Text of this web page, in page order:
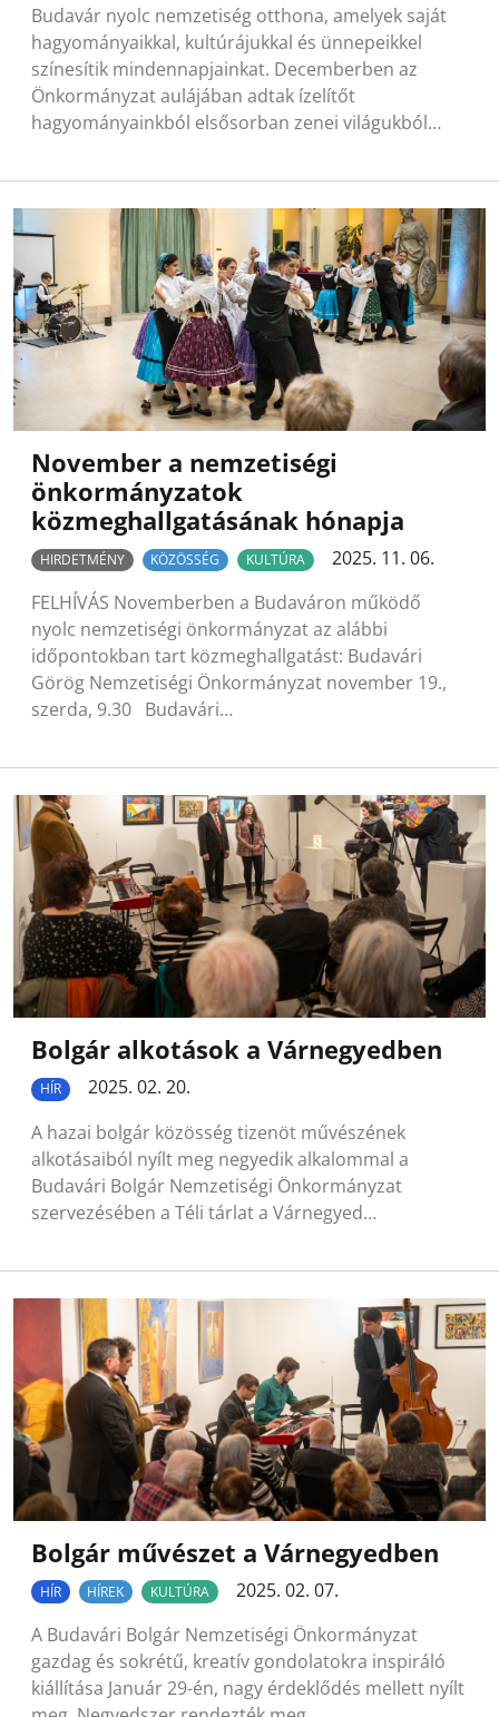
Budavár nyolc nemzetiség otthona, amelyek saját
hagyományaikkal, kultúrájukkal és ünnepeikkel
színesítik mindennapjainkat. Decemberben az
Önkormányzat aulájában adtak ízelítőt
hagyományainkból elsősorban zenei világukból…
November a nemzetiségi
önkormányzatok
közmeghallgatásának hónapja
HIRDETMÉNY KÖZÖSSÉG KULTÚRA
2025. 11. 06.
FELHÍVÁS Novemberben a Budaváron működő
nyolc nemzetiségi önkormányzat az alábbi
időpontokban tart közmeghallgatást: Budavári
Görög Nemzetiségi Önkormányzat november 19.,
szerda, 9.30 Budavári…
Bolgár alkotások a Várnegyedben
HÍR
2025. 02. 20.
A hazai bolgár közösség tizenöt művészének
alkotásaiból nyílt meg negyedik alkalommal a
Budavári Bolgár Nemzetiségi Önkormányzat
szervezésében a Téli tárlat a Várnegyed…
Bolgár művészet a Várnegyedben
HÍR HÍREK KULTÚRA
2025. 02. 07.
A Budavári Bolgár Nemzetiségi Önkormányzat
gazdag és sokrétű, kreatív gondolatokra inspiráló
kiállítása Január 29-én, nagy érdeklődés mellett nyílt